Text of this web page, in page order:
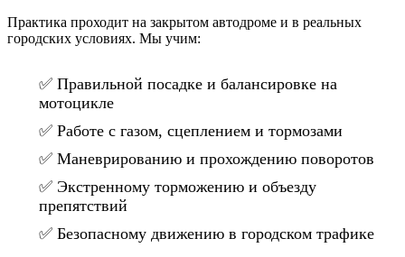
Практика проходит на закрытом автодроме и в реальных
городских условиях. Мы учим:
✅ Правильной посадке и балансировке на
мотоцикле
✅ Работе с газом, сцеплением и тормозами
✅ Маневрированию и прохождению поворотов
✅ Экстренному торможению и объезду
препятствий
✅ Безопасному движению в городском трафике